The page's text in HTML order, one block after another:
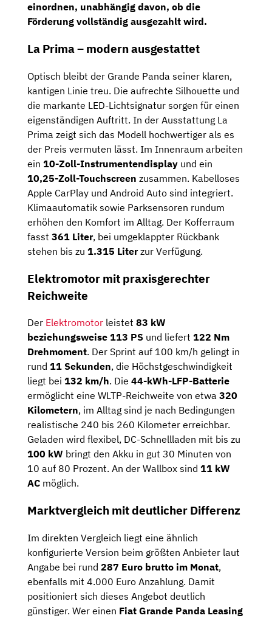
einordnen, unabhängig davon, ob die
Förderung vollständig ausgezahlt wird.
La Prima – modern ausgestattet
Optisch bleibt der Grande Panda seiner klaren,
kantigen Linie treu. Die aufrechte Silhouette und
die markante LED-Lichtsignatur sorgen für einen
eigenständigen Auftritt. In der Ausstattung La
Prima zeigt sich das Modell hochwertiger als es
der Preis vermuten lässt. Im Innenraum arbeiten
ein 10-Zoll-Instrumentendisplay und ein
10,25-Zoll-Touchscreen zusammen. Kabelloses
Apple CarPlay und Android Auto sind integriert.
Klimaautomatik sowie Parksensoren rundum
erhöhen den Komfort im Alltag. Der Kofferraum
fasst 361 Liter, bei umgeklappter Rückbank
stehen bis zu 1.315 Literzur Verfügung.
Elektromotor mit praxisgerechter
Reichweite
Der Elektromotor leistet 83 kW
beziehungsweise 113 PS und liefert 122 Nm
Drehmoment. Der Sprint auf 100 km/h gelingt in
rund 11 Sekunden, die Höchstgeschwindigkeit
liegt bei 132 km/h. Die 44-kWh-LFP-Batterie
ermöglicht eine WLTP-Reichweite von etwa 320
Kilometern, im Alltag sind je nach Bedingungen
realistische 240 bis 260 Kilometer erreichbar.
Geladen wird flexibel, DC-Schnellladen mit bis zu
100 kW bringt den Akku in gut 30 Minuten von
10 auf 80 Prozent. An der Wallbox sind 11 kW
AC möglich.
Marktvergleich mit deutlicher Differenz
Im direkten Vergleich liegt eine ähnlich
konfigurierte Version beim größten Anbieter laut
Angabe bei rund 287 Euro brutto im Monat,
ebenfalls mit 4.000 Euro Anzahlung. Damit
positioniert sich dieses Angebot deutlich
günstiger. Wer einen Fiat Grande Panda Leasing